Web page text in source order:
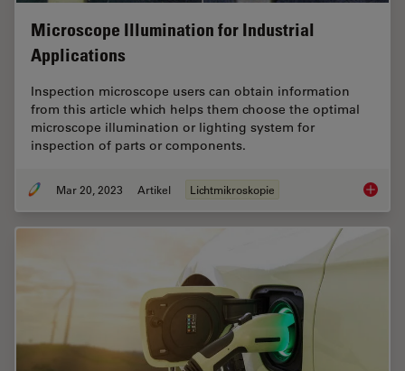
Microscope Illumination for Industrial
Applications
Inspection microscope users can obtain information
from this article which helps them choose the optimal
microscope illumination or lighting system for
inspection of parts or components.
Mar 20, 2023 Artikel Lichtmikroskopie